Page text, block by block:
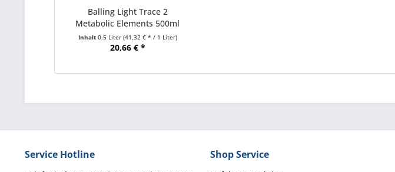
Balling Light Trace 2
Metabolic Elements 500ml
Inhalt 0.5 Liter (41,32 € * / 1 Liter)
20,66 € *
Service Hotline Shop Service